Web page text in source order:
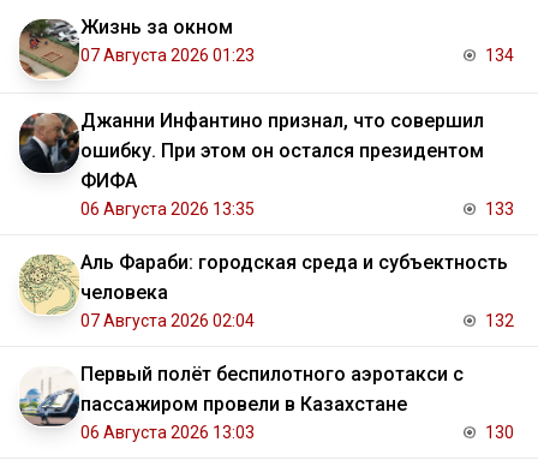
Жизнь за окном
07 Августа 2026 01:23 134
Джанни Инфантино признал, что совершил
ошибку. При этом он остался президентом
ФИФА
06 Августа 2026 13:35 133
Аль Фараби: городская среда и субъектность
человека
07 Августа 2026 02:04 132
Первый полёт беспилотного аэротакси с
пассажиром провели в Казахстане
06 Августа 2026 13:03 130